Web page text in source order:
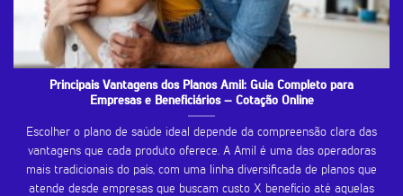
Principais Vantagens dos Planos Amil: Guia Completo para
Empresas e Beneficiários – Cotação Online
Escolher o plano de saúde ideal depende da compreensão clara das
vantagens que cada produto oferece. A Amil é uma das operadoras
mais tradicionais do país, com uma linha diversificada de planos que
atende desde empresas que buscam custo X benefício até aquelas